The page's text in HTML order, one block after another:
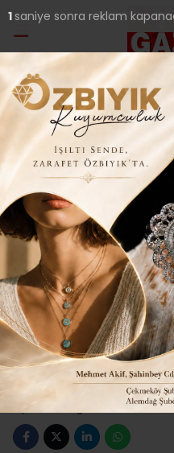
Ana Sayfa›Güncel
Kurum,
diyeceğine
tam..”
Giriş: 30-03-2024 01:07
Güncelleme: 30-03-2024 01:14